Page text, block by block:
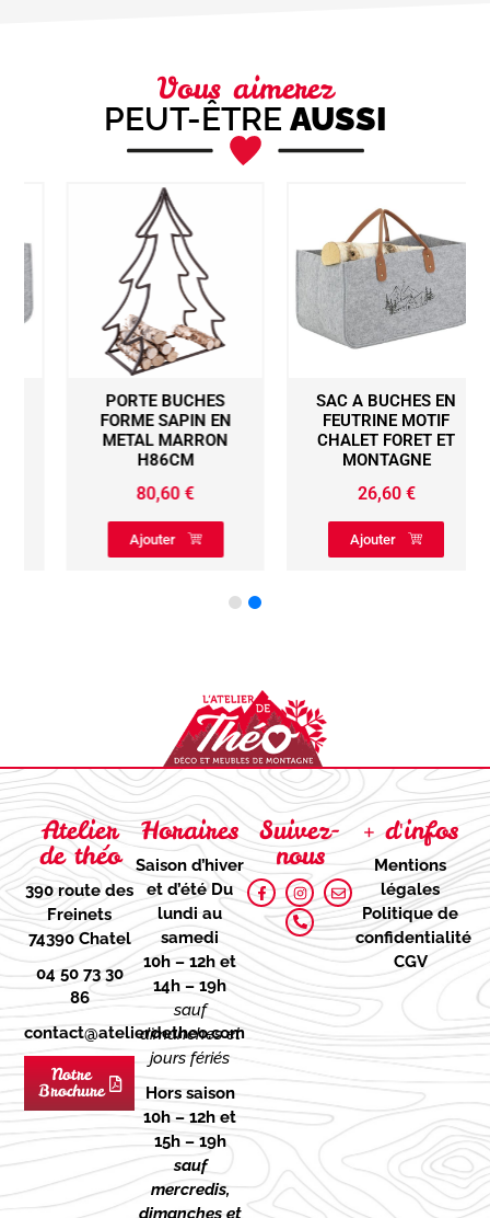
Vous aimerez
PEUT-ÊTRE AUSSI
PORTE BUCHES
FORME SAPIN EN
METAL MARRON
H86CM
80,60€
Ajouter
SAC A BUCHES EN
FEUTRINE MOTIF
CHALET FORET ET
MONTAGNE
26,60€
Ajouter
Atelier
de théo
390 route des
Freinets
74390 Chatel
04 50 73 30
86
contact@atelierdetheo.com
Notre
Brochure
Horaires
Saison d’hiver
et d’étéDu
lundi au
samedi
10h – 12h et
14h – 19h
sauf
dimanches et
jours fériés
Hors saison
10h – 12h et
15h – 19h
sauf
mercredis,
dimanches et
Suivez-
nous
+ d'infos
Mentions
légales
Politique de
confidentialité
CGV